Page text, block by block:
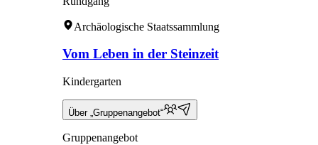
Archäologische Staatssammlung
Vom Leben in der Steinzeit
Kindergarten
Über „Gruppenangebot“
Gruppenangebot